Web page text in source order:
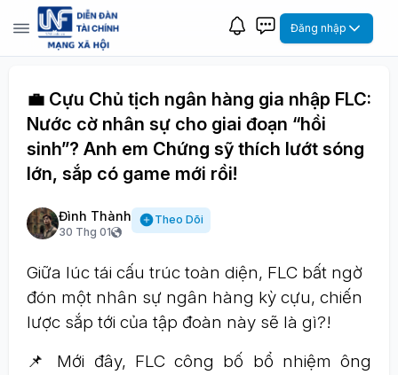
Đăng nhập
💼 Cựu Chủ tịch ngân hàng gia nhập FLC:
Nước cờ nhân sự cho giai đoạn “hồi
sinh”? Anh em Chứng sỹ thích lướt sóng
lớn, sắp có game mới rồi!
Đình Thành
30 Thg 01
Theo Dõi
Giữa lúc tái cấu trúc toàn diện, FLC bất ngờ
đón một nhân sự ngân hàng kỳ cựu, chiến
lược sắp tới của tập đoàn này sẽ là gì?!
📌 Mới đây, FLC công bố bổ nhiệm ông